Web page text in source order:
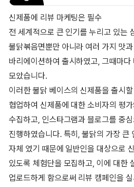
신제품에 리뷰 마케팅은 필수
전 세계적으로 큰 인기를 누리고 있는
불닭볶음면뿐만 아니라 여러 가지 맛
바리에이션하여 출시하였고, 그때마
모았습니다.
이러한 불닭 베이스의 신제품을 출시
협업하여 신제품에 대한 소비자의 평
수집하고, 인스타그램과 블로그를 중
진행하였습니다. 특히, 불닭의 가장 큰
자체 였기 때문에 일반인을 대상으로
있도록 체험단을 모집하고, 이에 대한
업로드하게 함으로써 리뷰 캠페인을